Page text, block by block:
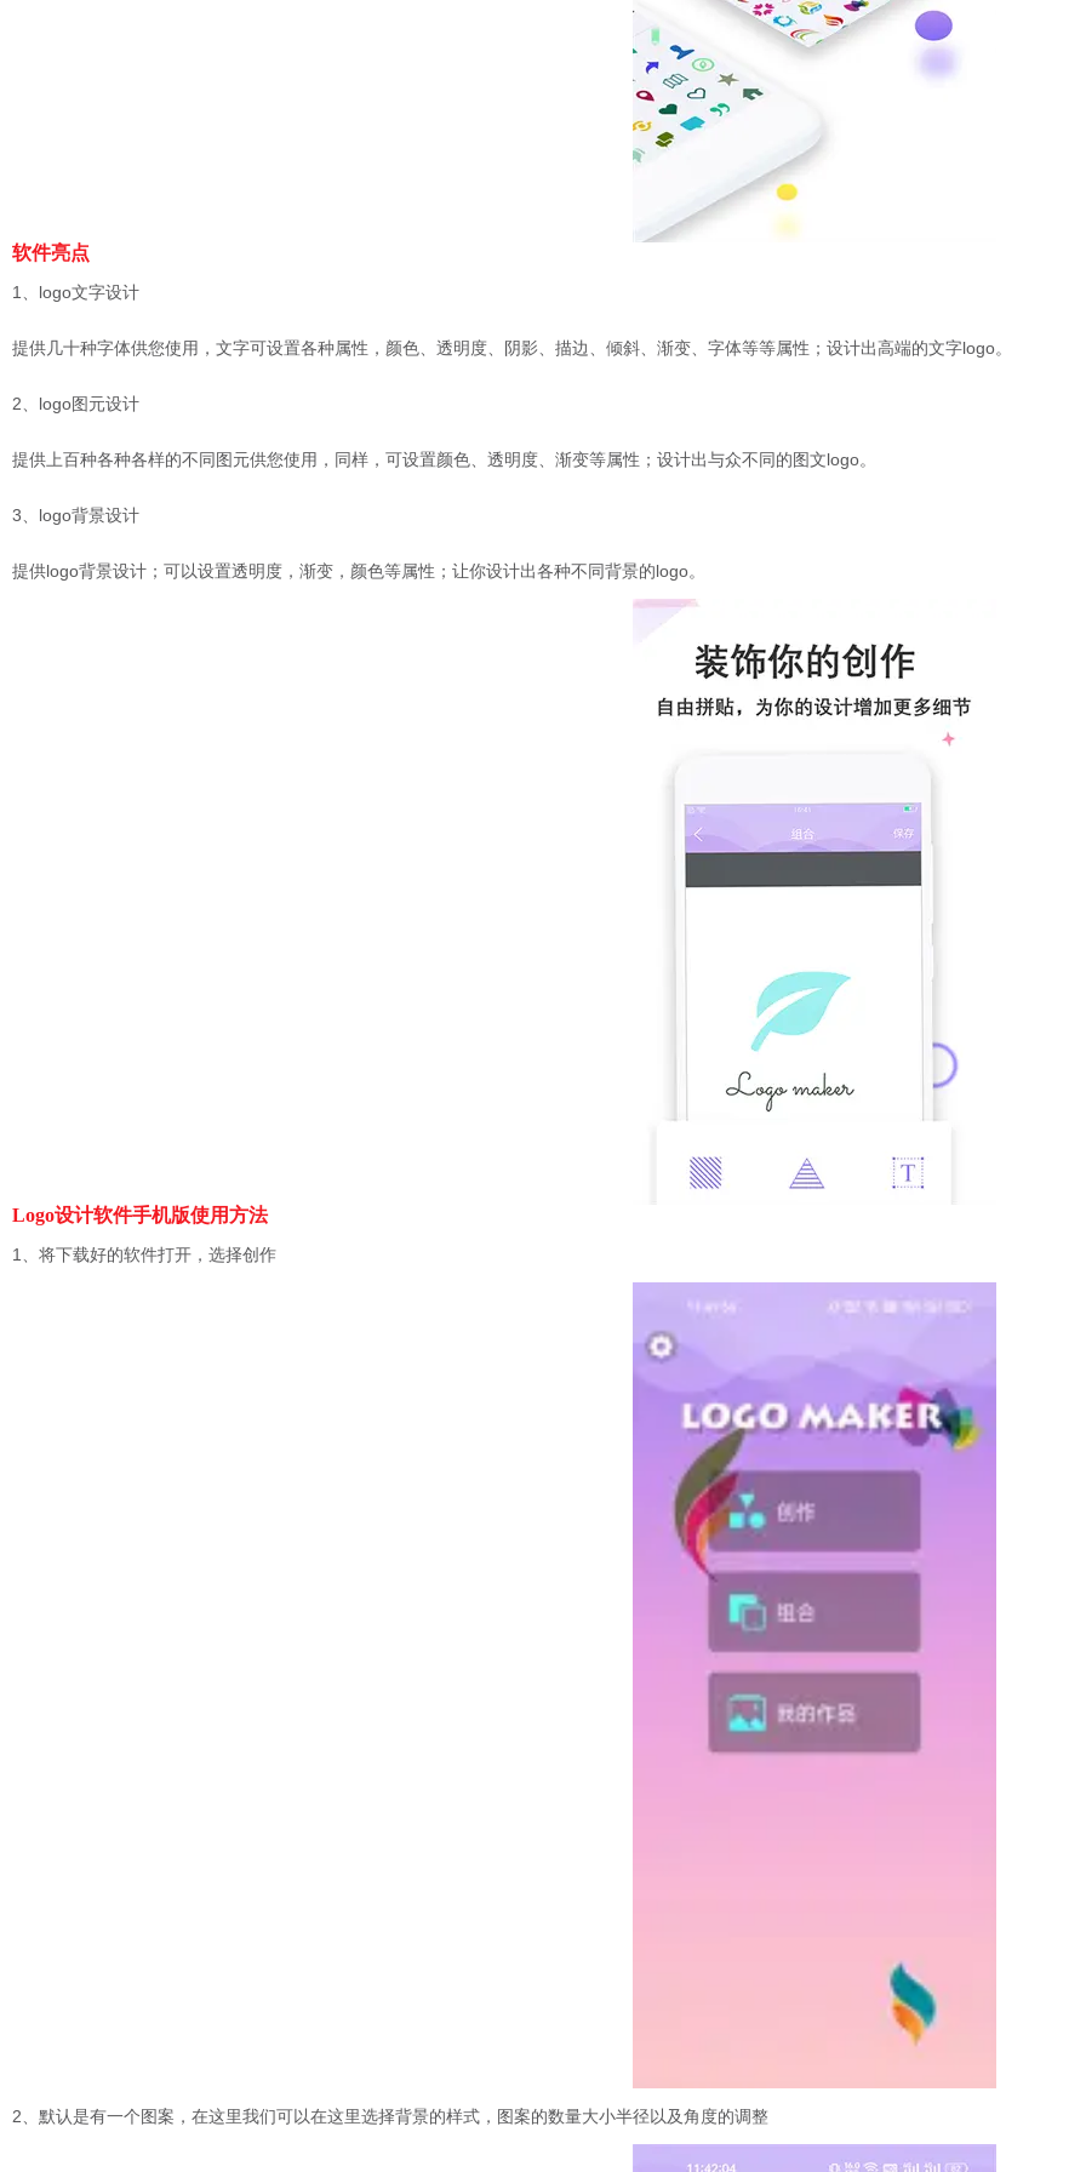
软件亮点
1、logo文字设计
提供几十种字体供您使用，文字可设置各种属性，颜色、透明度、阴影、描边、倾斜、渐变、字体等等属性；设计出高端的文字logo。
2、logo图元设计
提供上百种各种各样的不同图元供您使用，同样，可设置颜色、透明度、渐变等属性；设计出与众不同的图文logo。
3、logo背景设计
提供logo背景设计；可以设置透明度，渐变，颜色等属性；让你设计出各种不同背景的logo。
Logo设计软件手机版使用方法
1、将下载好的软件打开，选择创作
2、默认是有一个图案，在这里我们可以在这里选择背景的样式，图案的数量大小半径以及角度的调整